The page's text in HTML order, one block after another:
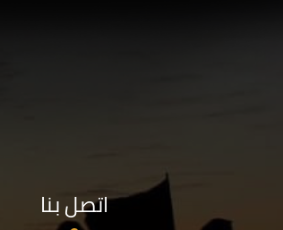
اتصل بنا